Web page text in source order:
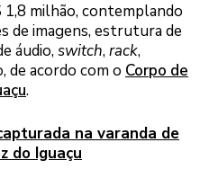
milhão, contemplando
de imagens, estrutura de
áudio,switch,rack,
de acordo com o Corpo de
.
na varanda de
do Iguaçu